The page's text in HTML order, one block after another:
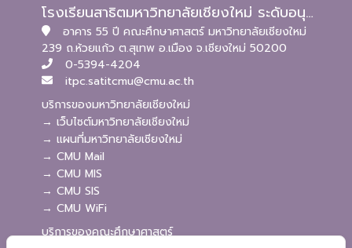
โรงเรียนสาธิตมหาวิทยาลัยเชียงใหม่ ระดับอนุบาลและประถมศึกษา
อาคาร 55 ปี คณะศึกษาศาสตร์ มหาวิทยาลัยเชียงใหม่
239 ถ.ห้วยแก้ว ต.สุเทพ อ.เมือง จ.เชียงใหม่ 50200
0-5394-4204
itpc.satitcmu@cmu.ac.th
บริการของมหาวิทยาลัยเชียงใหม่
→ เว็บไซต์มหาวิทยาลัยเชียงใหม่
→ แผนที่มหาวิทยาลัยเชียงใหม่
→ CMU Mail
→ CMU MIS
→ CMU SIS
→ CMU WiFi
บริการของคณะศึกษาศาสตร์